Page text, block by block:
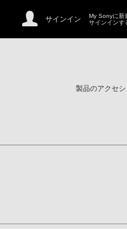
サインイン
My Sonyに新
サインインす
製品のアクセ